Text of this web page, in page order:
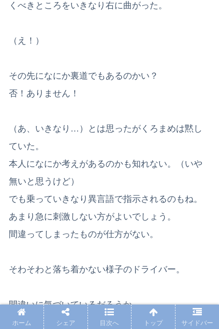
くべきところをいきなり右に曲がった。
（え！）
その先になにか裏道でもあるのかい？
否！ありません！
（あ、いきなり…）とは思ったがくろまめは黙し
ていた。
本人になにか考えがあるのかも知れない。（いや
無いと思うけど）
でも乗っていきなり異言語で指示されるのもね。
あまり急に刺激しない方がよいでしょう。
間違ってしまったものが仕方がない。
そわそわと落ち着かない様子のドライバー。
間違いに気づいているだろうか。
多分、この時点で気づいていたのだろう。
ホーム シェア 目次へ トップ サイドバー